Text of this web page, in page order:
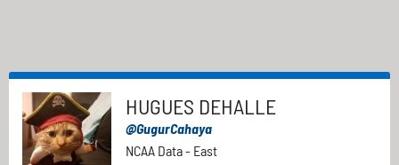
HUGUES DEHALLE
@GugurCahaya
NCAA Data - East